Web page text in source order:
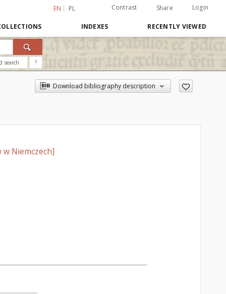
EN PL Contrast Share Login
INDEXES RECENTLY VIEWED
search ?
Download bibliography description
w Niemczech]